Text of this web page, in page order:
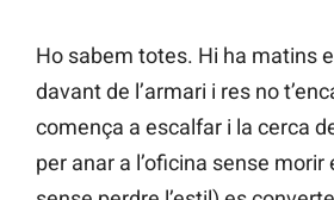
Ho sabem totes. Hi ha matins
davant de l’armari i res no
comença a escalfar i la cerca
per anar a l’oficina sense morir